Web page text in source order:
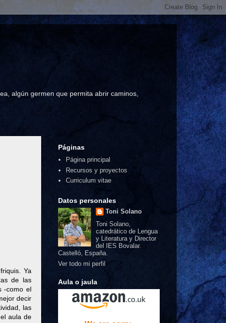
algún germen que permita abrir caminos,
Ya
de las
-como el
decir
las
el aula de
Páginas
Página principal
Recursos y proyectos
Curriculum vitae
Datos personales
Toni Solano
Toni Solano,
catedrático de Lengua
y Literatura y Director
del IES Bovalar.
Castelló, España.
Ver todo mi perfil
Aula o jaula